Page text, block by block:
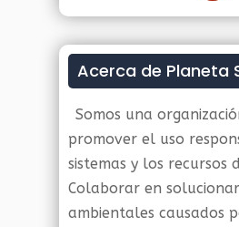
Acerca de Planeta
Somos una
promover el uso
sistemas y los recursos
Colaborar en
ambientales causados